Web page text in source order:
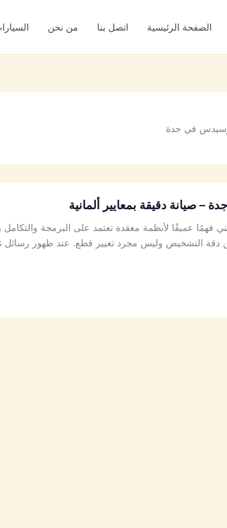
الصفحة الرئيسية اتصل بنا من نحن
في جدة
صيانة دقيقة بمعايير ألمانية
عميقًا لأنظمة معقدة تعتمد على البرمجة والتكامل
التشخيص وليس مجرد تغيير قطع. عند ظهور رسائل